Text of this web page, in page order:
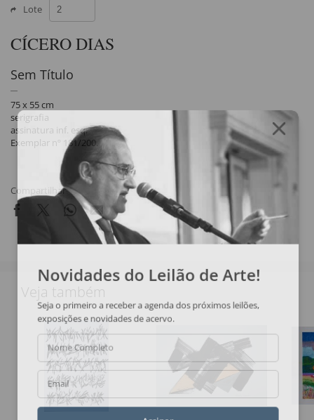
Lote
CÍCERO DIAS
Sem Título
75 x 55 cm
serigrafia
assinatura inf. esq.
Exemplar nº 181/200.
Compartilhar
Veja também
Novidades do Leilão de Arte!
Seja o primeiro a receber a agenda dos próximos leilões,
exposições e novidades de acervo.
Nome Completo
Email